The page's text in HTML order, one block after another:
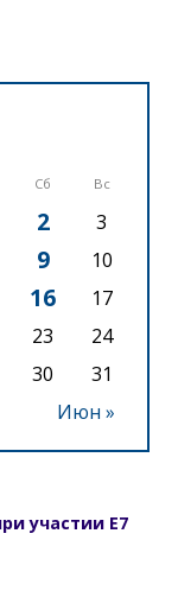
Сб Вс
Июн »
2 3
9
10
16
17
23 24
30 31
участии E7